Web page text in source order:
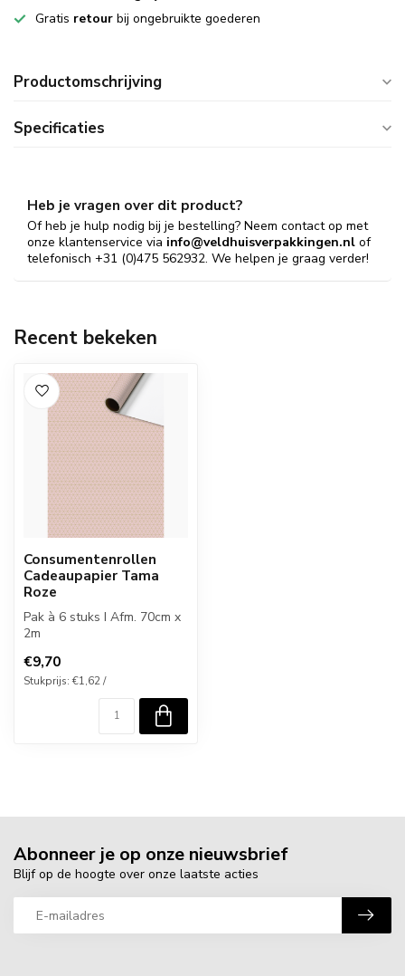
Gratis retour bij ongebruikte goederen
Productomschrijving
Specificaties
Heb je vragen over dit product?
Of heb je hulp nodig bij je bestelling? Neem contact op met
onze klantenservice via info@veldhuisverpakkingen.nl of
telefonisch +31 (0)475 562932. We helpen je graag verder!
Recent bekeken
Consumentenrollen
Cadeaupapier Tama
Roze
Pak à 6 stuks I Afm. 70cm x
2m
€9,70
Stukprijs: €1,62 /
Abonneer je op onze nieuwsbrief
Blijf op de hoogte over onze laatste acties